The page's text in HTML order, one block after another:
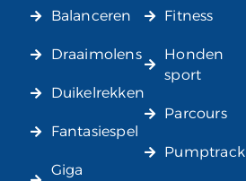
Balanceren
Draaimolens
Duikelrekken
Fantasiespel
Giga
Fitness
Honden
sport
Parcours
Pumptrack